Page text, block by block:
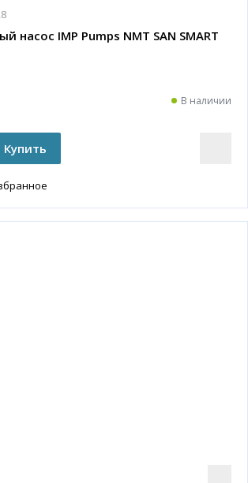
насос IMP Pumps NMT SAN SMART
В наличии